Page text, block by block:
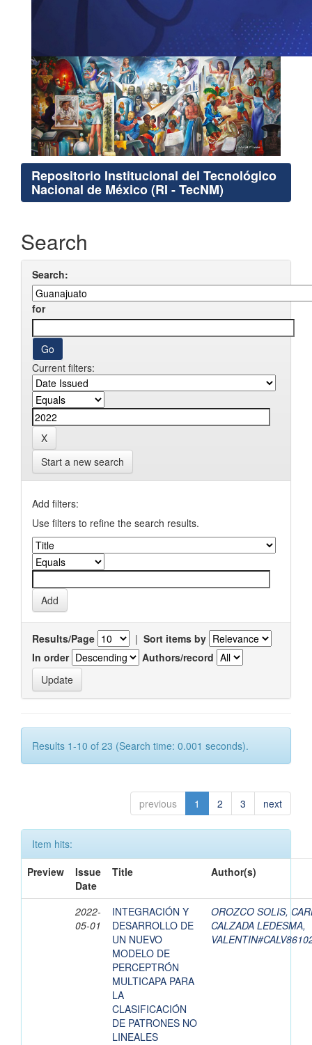
Repositorio Institucional del Tecnológico
Nacional de México (RI - TecNM)
Search
Search:
for
Current filters:
Start a new search
Add filters:
Use filters to refine the search results.
Results/Page | Sort items by
In order
Authors/record
Results 1-10 of 23 (Search time: 0.001 seconds).
previous 1 2 3 next
Item hits:
Preview
Issue
Date
Title Author(s)
2022-
05-01
INTEGRACIÓN Y
DESARROLLO DE
UN NUEVO
MODELO DE
PERCEPTRÓN
MULTICAPA PARA
LA
CLASIFICACIÓN
DE PATRONES NO
LINEALES
OROZCO SOLIS,
CALZADA LEDESMA,